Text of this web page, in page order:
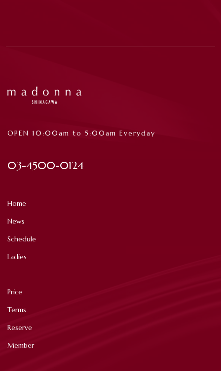
OPEN 10:00am to 5:00am Everyday
03-4500-0124
Home
News
Schedule
Ladies
Price
Terms
Reserve
Member